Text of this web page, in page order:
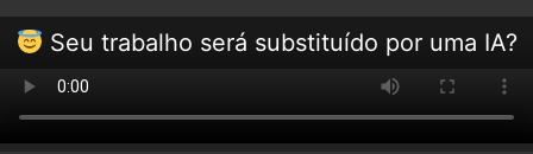
Seu trabalho será substituído por uma IA?